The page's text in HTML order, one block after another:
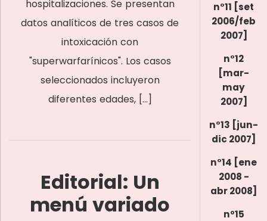
hospitalizaciones. Se presentan
datos analíticos de tres casos de
intoxicación con
"superwarfarínicos". Los casos
seleccionados incluyeron
diferentes edades, […]
Editorial: Un
menú variado
n°11 [set
2006/feb
2007]
n°12
[mar-
may
2007]
n°13 [jun-
dic 2007]
n°14 [ene
2008 -
abr 2008]
nº15